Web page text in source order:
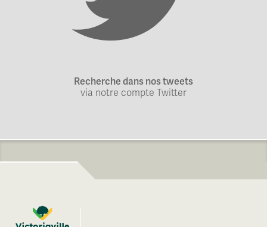
Recherche dans nos tweets
via notre compte Twitter